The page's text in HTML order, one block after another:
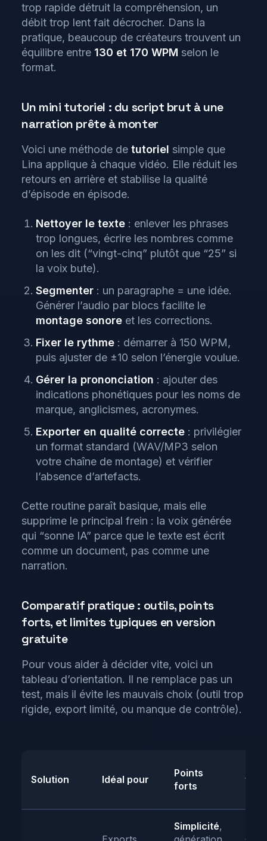
trop rapide détruit la compréhension, un
débit trop lent fait décrocher. Dans la
pratique, beaucoup de créateurs trouvent un
équilibre entre 130 et 170 WPM selon le
format.
Un mini tutoriel : du script brut à une
narration prête à monter
Voici une méthode detutoriel simple que
Lina applique à chaque vidéo. Elle réduit les
retours en arrière et stabilise la qualité
d’épisode en épisode.
Nettoyer le texte : enlever les phrases
trop longues, écrire les nombres comme
on les dit (“vingt-cinq” plutôt que “25” si
la voix bute).
Segmenter : un paragraphe = une idée.
Générer l’audio par blocs facilite le
montage sonore et les corrections.
Fixer le rythme : démarrer à 150 WPM,
puis ajuster de ±10 selon l’énergie voulue.
Gérer la prononciation : ajouter des
indications phonétiques pour les noms de
marque, anglicismes, acronymes.
Exporter en qualité correcte : privilégier
un format standard (WAV/MP3 selon
votre chaîne de montage) et vérifier
l’absence d’artefacts.
Cette routine paraît basique, mais elle
supprime le principal frein : la voix générée
qui “sonne IA” parce que le texte est écrit
comme un document, pas comme une
narration.
Comparatif pratique : outils, points
forts, et limites typiques en version
gratuite
Pour vous aider à décider vite, voici un
tableau d’orientation. Il ne remplace pas un
test, mais il évite les mauvais choix (outil trop
rigide, export limité, ou manque de contrôle).
Solution Idéal pour
Points
forts
Simplicité,